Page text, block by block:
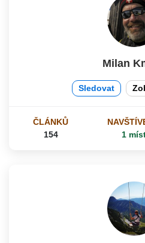
Milan
Sledovat
ČLÁNKŮ
154
1